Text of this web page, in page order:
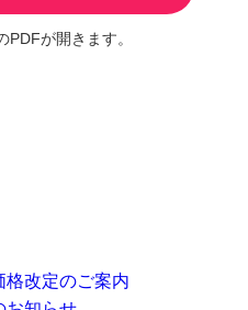
が開きます。
改定のご案内